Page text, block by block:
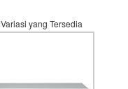
Variasi yang Tersedia